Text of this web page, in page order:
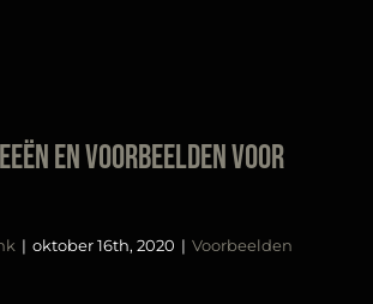
en voorbeelden voor
| oktober 16th, 2020 | Voorbeelden